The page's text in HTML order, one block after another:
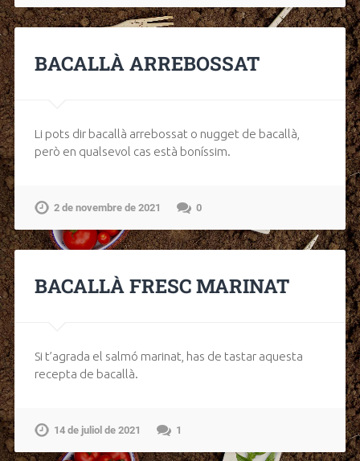
BACALLÀ ARREBOSSAT
Li pots dir bacallà arrebossat o nugget de bacallà,
però en qualsevol cas està boníssim.
2 de novembre de 2021 0
BACALLÀ FRESC MARINAT
Si t’agrada el salmó marinat, has de tastar aquesta
recepta de bacallà.
14 de juliol de 2021 1